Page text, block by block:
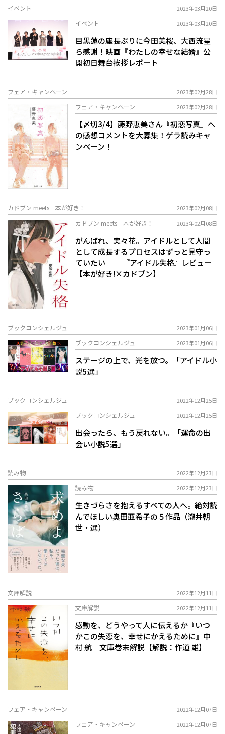
イベント 2023年03月20日
イベント 2023年03月20日
目黒蓮の座長ぶりに今田美桜、大西流星
ら感謝！映画『わたしの幸せな結婚』公
開初日舞台挨拶レポート
フェア・キャンペーン 2023年02月28日
フェア・キャンペーン 2023年02月28日
【〆切3/4】藤野恵美さん『初恋写真』へ
の感想コメントを大募集！ゲラ読みキャ
ンペーン！
カドブン meets 本が好き！ 2023年02月08日
カドブン meets 本が好き！ 2023年02月08日
がんばれ、実々花。アイドルとして人間
として成長するプロセスはずっと見守っ
ていたい── 『アイドル失格』レビュー
【本が好き!×カドブン】
ブックコンシェルジュ 2023年01月06日
ブックコンシェルジュ 2023年01月06日
ステージの上で、光を放つ。「アイドル小
説5選」
ブックコンシェルジュ 2022年12月25日
ブックコンシェルジュ 2022年12月25日
出会ったら、もう戻れない。「運命の出
会い小説5選」
読み物 2022年12月23日
読み物 2022年12月23日
生きづらさを抱えるすべての人へ。絶対読
んでほしい奥田亜希子の５作品（瀧井朝
世・選）
文庫解説 2022年12月11日
文庫解説 2022年12月11日
感動を、どうやって人に伝えるか――『いつ
かこの失恋を、幸せにかえるために』中
村 航 文庫巻末解説【解説：作道 雄】
フェア・キャンペーン 2022年12月07日
フェア・キャンペーン 2022年12月07日